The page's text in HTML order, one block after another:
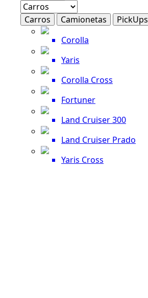
Carros Camionetas PickUps
Corolla
Yaris
Corolla Cross
Fortuner
Land Cruiser 300
Land Cruiser Prado
Yaris Cross